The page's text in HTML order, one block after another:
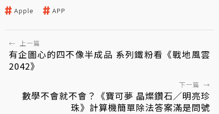
Apple APP
← 上一篇
有企圖心的四不像半成品 系列鐵粉看《戰地風雲
2042》
下一篇 →
數學不會就不會？《寶可夢 晶燦鑽石／明亮珍
珠》計算機簡單除法答案滿是問號